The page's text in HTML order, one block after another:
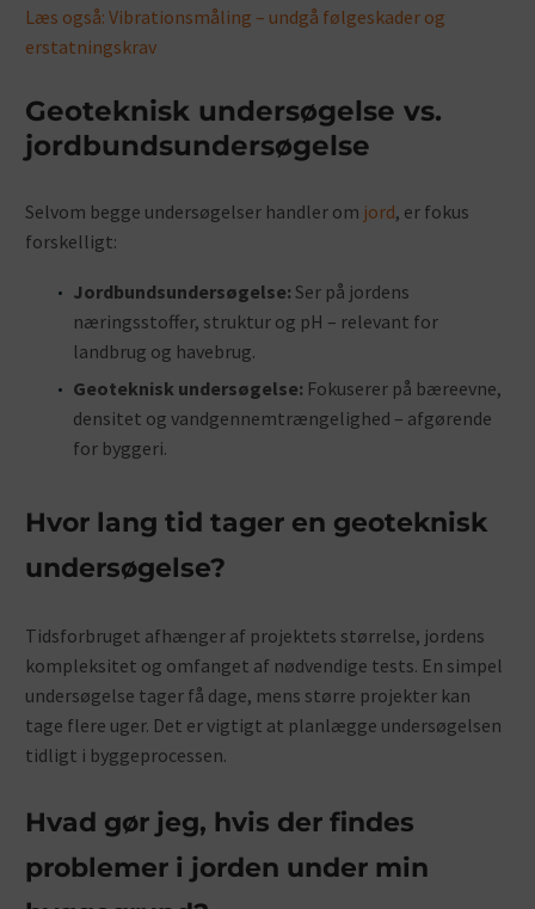
Læs også: Vibrationsmåling – undgå følgeskader og
erstatningskrav
Geoteknisk undersøgelse vs.
jordbundsundersøgelse
Selvom begge undersøgelser handler om jord, er fokus
forskelligt:
Jordbundsundersøgelse: Ser på jordens
næringsstoffer, struktur og pH – relevant for
landbrug og havebrug.
Geoteknisk undersøgelse: Fokuserer på bæreevne,
densitet og vandgennemtrængelighed – afgørende
for byggeri.
Hvor lang tid tager en geoteknisk
undersøgelse?
Tidsforbruget afhænger af projektets størrelse, jordens
kompleksitet og omfanget af nødvendige tests. En simpel
undersøgelse tager få dage, mens større projekter kan
tage flere uger. Det er vigtigt at planlægge undersøgelsen
tidligt i byggeprocessen.
Hvad gør jeg, hvis der findes
problemer i jorden under min